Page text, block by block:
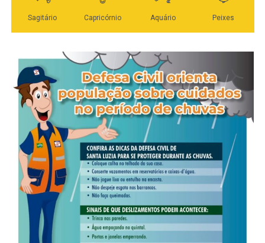
Fonte: Da Assessoria AFG & Taques
WhatsApp
Facebook
Twitter
Messenger
LinkedIn
Share
Dois a Um, 2,9%; Elizeu Nascimento, 2,6%; e Paulo
Araújo e Thiago Silva, 2,5%. Os sete nomes que
aparecem antes de Bortolin exercem mandato de
deputado estadual.
A modalidade espontânea mede a lembrança dos
candidatos. Nela, os entrevistados respondem livremente
em quem votariam, sem receber uma lista prévia. Por
isso, o resultado não representa uma projeção direta de
votos ou de cadeiras, mas mostra quais nomes já estão
presentes no debate eleitoral.
Veja Mais:
Deputado Romoaldo requer
cumprimento da Lei Complementar de Atenção
Integral à Saúde Mental